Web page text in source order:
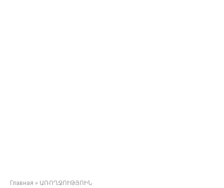
Главная » ԱՌՈՂՋՈՒԹՅՈԻՆ